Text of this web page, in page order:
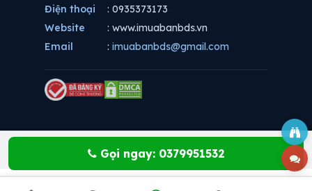
Gọi ngay: 0379951532
Điện thoại
: 0935373173
Website
: www.imuabanbds.vn
Email
: imuabanbds@gmail.com